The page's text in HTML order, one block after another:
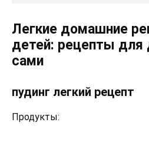
Легкие домашние
детей: рецепты для
сами
пудинг легкий рецепт
Продукты: